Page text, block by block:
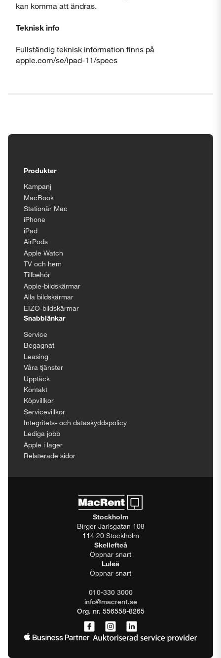
kan komma att ändras.
Teknisk info
Fullständig teknisk information finns på
apple.com/se/ipad-11/specs
Produkter
Kampanj
MacBook
Stationär Mac
iPhone
iPad
AirPods
Apple Watch
TV och hem
Tillbehör
Apple-bildskärmar
Alla bildskärmar
EIZO-bildskärmar
Snabblänkar
Service
Begagnat
Leasing
Våra tjänster
Upptäck
Kontakt
Köpvillkor
Servicevillkor
Integritets- och dataskyddspolicy
Lediga jobb
Apple i lager
Relaterade sidor
Stockholm
Birger Jarlsgatan 108
114 20 Stockholm
Skellefteå
Öppnar snart
Luleå
Öppnar snart
010-330 3000
info@macrent.se
Org. nr. 556558-8265